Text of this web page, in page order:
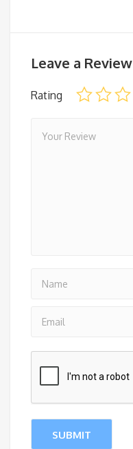
Leave a Review
Rating